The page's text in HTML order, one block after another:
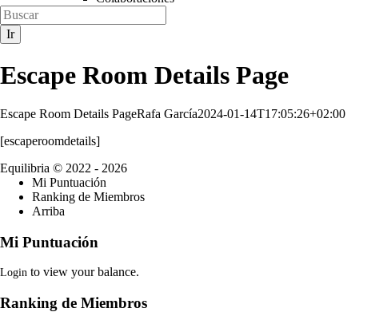
Escape Room Details Page
Escape Room Details PageRafa García2024-01-14T17:05:26+02:00
[escaperoomdetails]
Equilibria © 2022 - 2026
Mi Puntuación
Ranking de Miembros
Arriba
Mi Puntuación
Login to view your balance.
Ranking de Miembros